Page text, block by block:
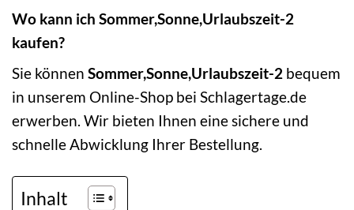
Wo kann ich Sommer,Sonne,Urlaubszeit-2
kaufen?
Sie können Sommer,Sonne,Urlaubszeit-2 bequem
in unserem Online-Shop bei Schlagertage.de
erwerben. Wir bieten Ihnen eine sichere und
schnelle Abwicklung Ihrer Bestellung.
Inhalt